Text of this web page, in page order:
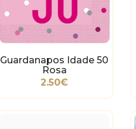
Guardanapos Idade 50
Rosa
2.50€